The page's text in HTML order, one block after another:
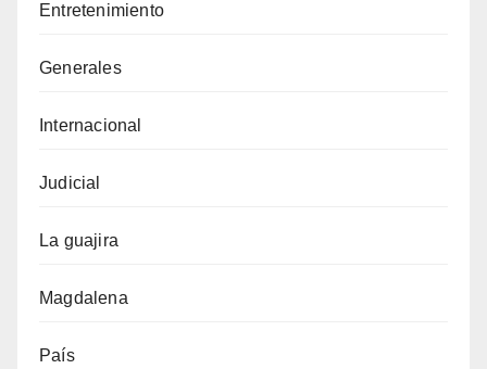
Entretenimiento
Generales
Internacional
Judicial
La guajira
Magdalena
País